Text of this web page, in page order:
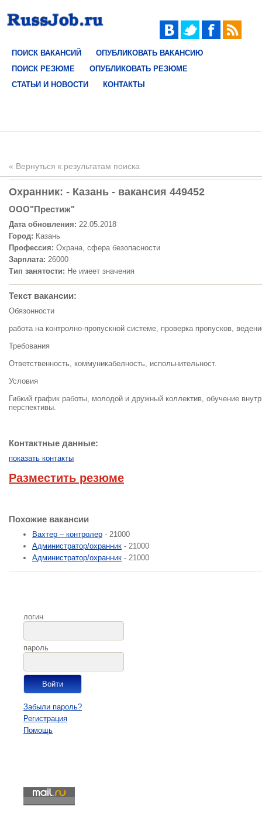
ПОИСК ВАКАНСИЙ
ОПУБЛИКОВАТЬ ВАКАНСИЮ
ПОИСК РЕЗЮМЕ
ОПУБЛИКОВАТЬ РЕЗЮМЕ
СТАТЬИ И НОВОСТИ
КОНТАКТЫ
« Вернуться к результатам поиска
Охранник: - Казань - вакансия 449452
ООО"Престиж"
Дата обновления: 22.05.2018
Город: Казань
Профессия: Охрана, сфера безопасности
Зарплата: 26000
Тип занятости: Не имеет значения
Текст вакансии:
Обязонности
работа на контролно-пропускной системе, проверка пропусков,
Требования
Ответственность, коммуникабелность, испольнительност.
Условия
Гибкий график работы, молодой и дружный коллектив, обучение
перспективы.
Контактные данные:
показать контакты
Разместить резюме
Похожие вакансии
Вахтер – контролер - 21000
Администратор/охранник - 21000
Администратор/охранник - 21000
логин
пароль
Забыли пароль?
Регистрация
Помощь